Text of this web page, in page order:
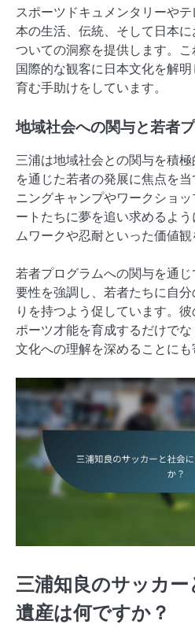
スポーツドキュメンタリーや
本の生活、伝統、そして日本
ついての洞察を提供します。こ
国際的な観客に日本文化を解
育む手助けをしています。
地域社会への関与と若者
三浦は地域社会との関与を積
を通じた若者の発展に焦点を
ニングキャンプやワークショ
ートたちに夢を追い求めるよ
ムワークや忍耐といった価値観
若者プログラムへの関与を通
要性を強調し、若者たちに自
りを持つよう促しています。
ポーツ才能を育成するだけで
文化への理解を深めることにも
三浦知良のサッカ
遺産は何ですか？